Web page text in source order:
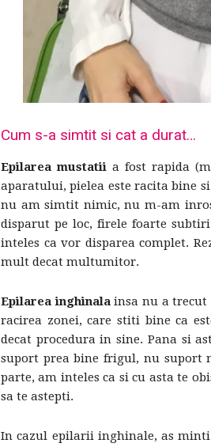
Cum s-a simtit si cat a durat…
Epilarea mustatii a fost rapida
aparatului, pielea este racita bine
nu am simtit nimic, nu m-am
disparut pe loc, firele foarte
inteles ca vor disparea complet.
mult decat multumitor.
Epilarea inghinalainsa nu a trecut
racirea zonei, care stiti bine ca
decat procedura in sine. Pana si
suport prea bine frigul, nu suport
parte, am inteles ca si cu asta te
sa te astepti.
In cazul epilarii inghinale, as